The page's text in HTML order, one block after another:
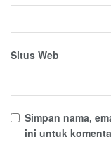
Situs Web
Simpan nama,
ini untuk